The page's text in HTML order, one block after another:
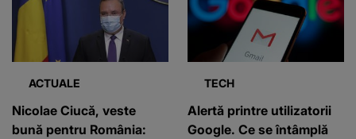
ACTUALE
Nicolae Ciucă, veste
bună pentru România:
TECH
Alertă printre utilizatorii
Google. Ce se întâmplă